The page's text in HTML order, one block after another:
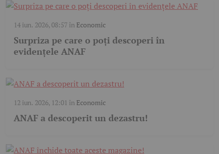
14 iun. 2026, 08:57în Economic
Surpriza pe care o poți descoperi în
evidențele ANAF
12 iun. 2026, 12:01 în Economic
ANAF a descoperit un dezastru!